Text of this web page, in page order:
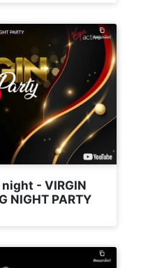
- VIRGIN
NIGHT PARTY